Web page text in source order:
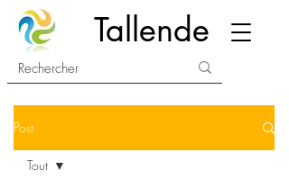
Tallende
Post
Tout